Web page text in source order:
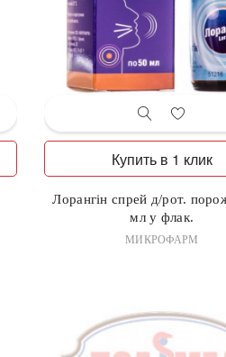
Купить в 1 клик
Лорангін спрей д/рот.
мл у флак.
МИКРОФАРМ